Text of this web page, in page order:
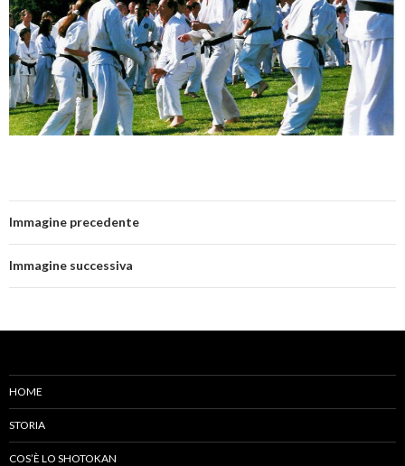
Immagine precedente
Immagine successiva
HOME
STORIA
COS’È LO SHOTOKAN